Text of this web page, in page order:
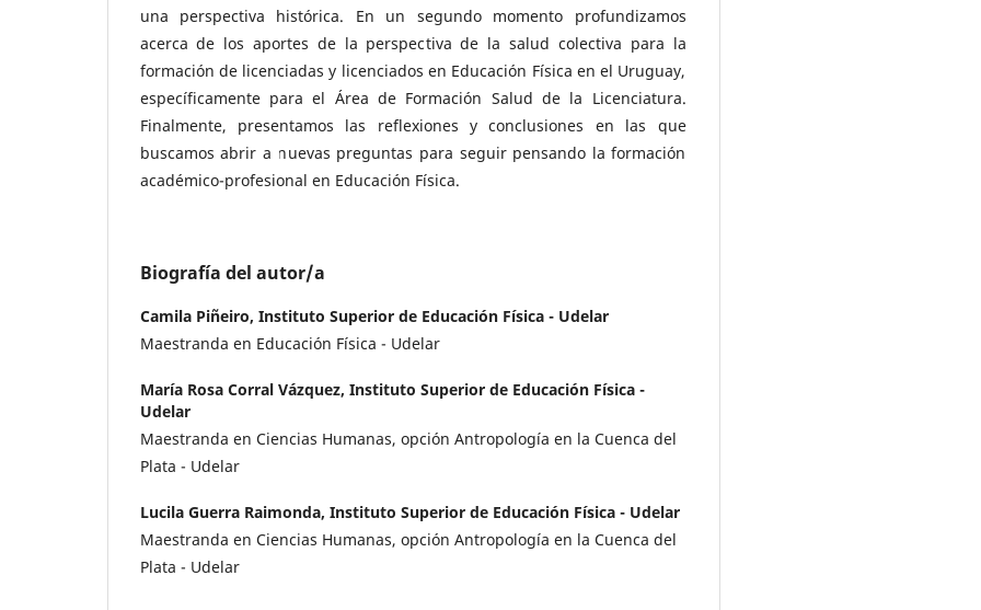
una perspectiva histórica. En un segundo momento profundizamos
acerca de los aportes de la perspectiva de la salud colectiva para la
formación de licenciadas y licenciados en Educación Física en el Uruguay,
específicamente para el Área de Formación Salud de la Licenciatura.
Finalmente, presentamos las reflexiones y conclusiones en las que
buscamos abrir a nuevas preguntas para seguir pensando la formación
académico-profesional en Educación Física.
Biografía del autor/a
Camila Piñeiro, Instituto Superior de Educación Física - Udelar
Maestranda en Educación Física - Udelar
María Rosa Corral Vázquez, Instituto Superior de Educación Física -
Udelar
Maestranda en Ciencias Humanas, opción Antropología en la Cuenca del
Plata - Udelar
Lucila Guerra Raimonda, Instituto Superior de Educación Física - Udelar
Maestranda en Ciencias Humanas, opción Antropología en la Cuenca del
Plata - Udelar